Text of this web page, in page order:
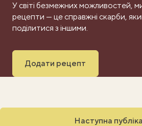
У світі безмежних можливостей,
рецепти — це справжні скарби,
поділитися з іншими.
Додати рецепт
Наступна